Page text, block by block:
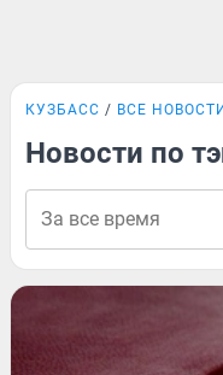
КУЗБАСС ВСЕ НОВОСТИ
Новости по